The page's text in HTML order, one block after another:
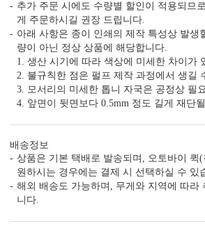
DIGITAL PRINTING TOMPSON
추가 주문 시에도 수량별 할인이 적용되므
게 주문하시길 권장 드립니다.
아래 사항은 종이 인쇄의 제작 특성상 발생
량이 아닌 정상 상품에 해당합니다.
1. 생산 시기에 따라 색상에 미세한 차이가
2. 불규칙한 점은 펄프 제작 과정에서 생길
3. 모서리의 미세한 톱니 자국은 공정상 필
4. 앞면이 뒷면보다 0.5mm 정도 길게 재단
배송정보
상품은 기본 택배로 발송되며, 오토바이 퀵
원하시는 경우에는 결제 시 선택하실 수 있
해외 배송도 가능하며, 무게와 지역에 따라
니다.